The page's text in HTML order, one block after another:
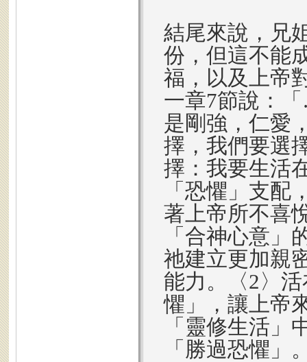
結尾來說，兄
份，但這不能
福，以及上帝
一章7節說：
是剛強，仁愛
擇，我們要選
擇：我要生活
「恐懼」支配
著上帝所不喜
「合神心意」
祂建立更加親
能力。〈2〉
懼」，讓上帝
「靈修生活」
「勝過恐懼」